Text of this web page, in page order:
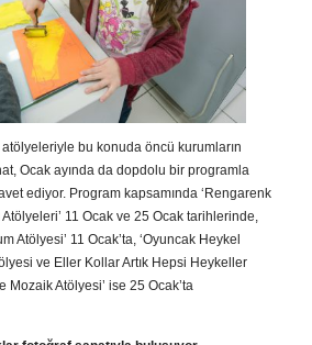
bu konuda öncü kurumların
Ocak ayında da dopdolu bir programla
ediyor. Program kapsamında ‘Rengarenk
Atölyeleri’ 11 Ocak ve 25 Ocak tarihlerinde,
Atölyesi’ 11 Ocak’ta, ‘Oyuncak Heykel
ve Eller Kollar Artık Hepsi Heykeller
Mozaik Atölyesi’ ise 25 Ocak’ta